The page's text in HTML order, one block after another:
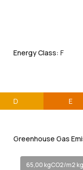
Energy Class: F
D E
Greenhouse Gas
65,00 kgCO2/m2